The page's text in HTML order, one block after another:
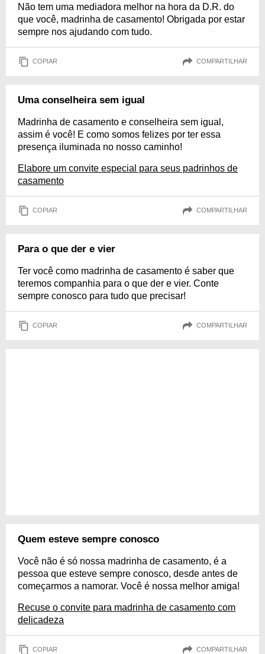
Não tem uma mediadora melhor na hora da D.R. do
que você, madrinha de casamento! Obrigada por estar
sempre nos ajudando com tudo.
COPIAR COMPARTILHAR
Uma conselheira sem igual
Madrinha de casamento e conselheira sem igual,
assim é você! E como somos felizes por ter essa
presença iluminada no nosso caminho!
Elabore um convite especial para seus padrinhos de
casamento
COPIAR COMPARTILHAR
Para o que der e vier
Ter você como madrinha de casamento é saber que
teremos companhia para o que der e vier. Conte
sempre conosco para tudo que precisar!
COPIAR COMPARTILHAR
Quem esteve sempre conosco
Você não é só nossa madrinha de casamento, é a
pessoa que esteve sempre conosco, desde antes de
começarmos a namorar. Você é nossa melhor amiga!
Recuse o convite para madrinha de casamento com
delicadeza
COPIAR COMPARTILHAR